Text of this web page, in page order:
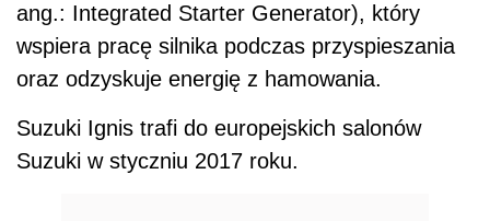
ang.: Integrated Starter Generator), który
wspiera pracę silnika podczas przyspieszania
oraz odzyskuje energię z hamowania.
Suzuki Ignis trafi do europejskich salonów
Suzuki w styczniu 2017 roku.